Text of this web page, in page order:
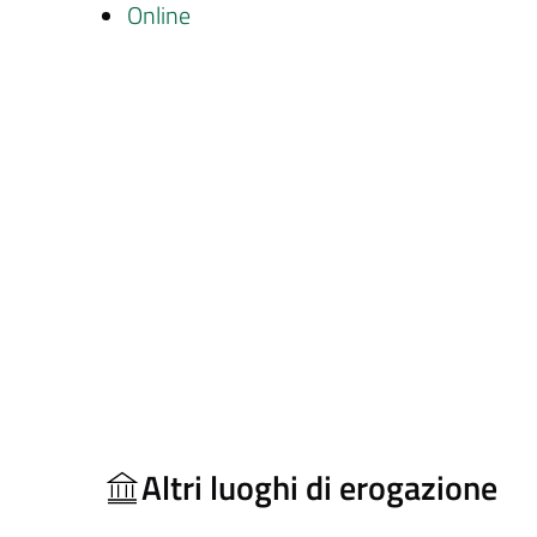
Online
Altri luoghi di erogazione